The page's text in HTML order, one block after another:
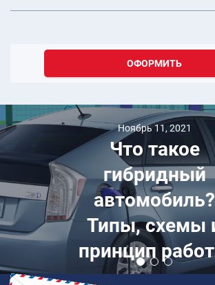
ОФОРМИТЬ
Ноябрь 11, 2021
Что такое
гибридный
автомобиль?
Типы, схемы
принцип